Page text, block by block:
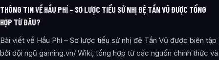
THÔNG TIN VỀ HẦU PHÍ – SƠ LƯỢC TIỂU SỬ NHỊ ĐỆ TẦN VŨ ĐƯỢC TỔNG
HỢP TỪ ĐÂU?
Bài viết về Hầu Phí – Sơ lược tiểu sử nhị đệ Tần Vũ được biên tập
bởi đội ngũ gaming.vn/ Wiki, tổng hợp từ các nguồn chính thức và